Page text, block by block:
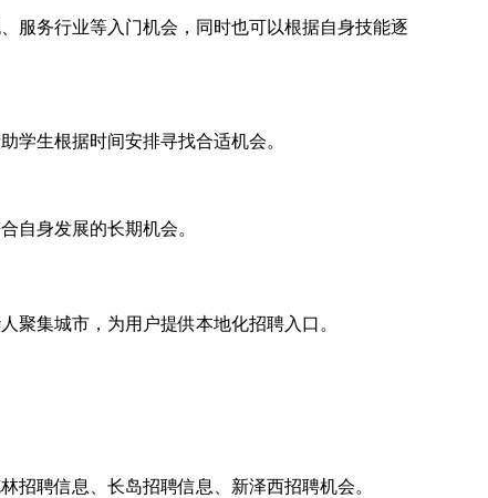
服务行业等入门机会，同时也可以根据自身技能逐
学生根据时间安排寻找合适机会。
自身发展的长期机会。
聚集城市，为用户提供本地化招聘入口。
聘信息、长岛招聘信息、新泽西招聘机会。